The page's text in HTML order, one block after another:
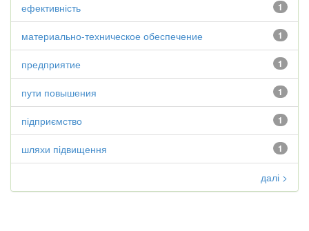
1
ефективність
1
материально-техническое обеспечение
1
предприятие
1
пути повышения
1
підприємство
1
шляхи підвищення
далі >